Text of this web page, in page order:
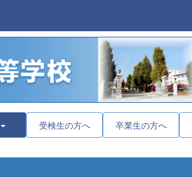
受検生の方へ 卒業生の方へ